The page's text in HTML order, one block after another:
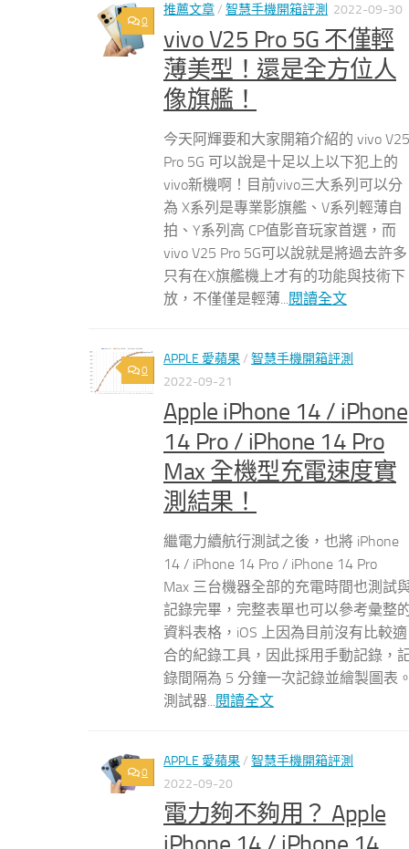
0
推薦文章/ 智慧手機開箱評測 2022-09-30
vivo V25 Pro 5G 不僅輕
薄美型！還是全方位人
像旗艦！
今天阿輝要和大家開箱介紹的 vivo V25
Pro 5G 可以說是十足以上以下犯上的
vivo新機啊！目前vivo三大系列可以分
為 X系列是專業影旗艦、V系列輕薄自
拍、Y系列高 CP值影音玩家首選，而
vivo V25 Pro 5G可以說就是將過去許多
只有在X旗艦機上才有的功能與技術下
放，不僅僅是輕薄... 閱讀全文
0
APPLE 愛蘋果/ 智慧手機開箱評測
2022-09-21
Apple iPhone 14 / iPhone
14 Pro / iPhone 14 Pro
Max 全機型充電速度實
測結果！
繼電力續航行測試之後，也將 iPhone
14 / iPhone 14 Pro / iPhone 14 Pro
Max 三台機器全部的充電時間也測試
記錄完畢，完整表單也可以參考彙整
資料表格，iOS 上因為目前沒有比較適
合的紀錄工具，因此採用手動記錄，
錄間隔為 5 分鐘一次記錄並繪製圖表
測試器...閱讀全文
0
APPLE 愛蘋果/ 智慧手機開箱評測
2022-09-20
電力夠不夠用？ Apple